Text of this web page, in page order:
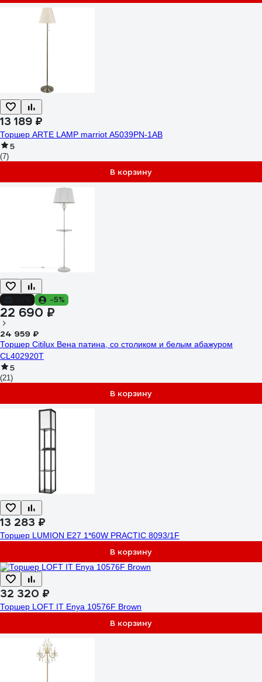
13 189 ₽
Торшер ARTE LAMP marriot A5039PN-1AB
5
(7)
В корзину
-5%
22 690 ₽
24 959 ₽
Торшер Citilux Вена патина, со столиком и белым абажуром
CL402920T
5
(21)
В корзину
13 283 ₽
Торшер LUMION E27 1*60W PRACTIC 8093/1F
В корзину
32 320 ₽
Торшер LOFT IT Enya 10576F Brown
В корзину